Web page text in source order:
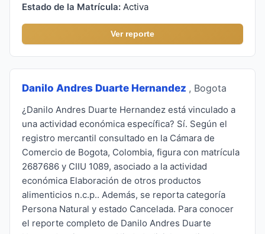
Estado de la Matrícula: Activa
Ver reporte
Danilo Andres Duarte Hernandez , Bogota
¿Danilo Andres Duarte Hernandez está vinculado a
una actividad económica específica? Sí. Según el
registro mercantil consultado en la Cámara de
Comercio de Bogota, Colombia, figura con matrícula
2687686 y CIIU 1089, asociado a la actividad
económica Elaboración de otros productos
alimenticios n.c.p.. Además, se reporta categoría
Persona Natural y estado Cancelada. Para conocer
el reporte completo de Danilo Andres Duarte